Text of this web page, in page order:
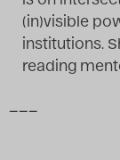
Das
(in)visible
institutions.
reading
–––